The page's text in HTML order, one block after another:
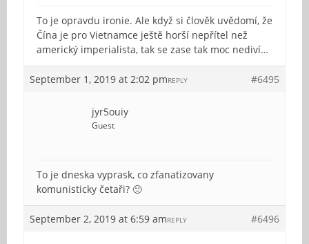
To je opravdu ironie. Ale když si člověk uvědomí, že
Čína je pro Vietnamce ještě horší nepřítel než
americký imperialista, tak se zase tak moc nediví…
September 1, 2019 at 2:02 pm #6495
REPLY
jyr5ouiy
Guest
To je dneska vyprask, co zfanatizovany
komunisticky četaři? 🙂
September 2, 2019 at 6:59 am #6496
REPLY